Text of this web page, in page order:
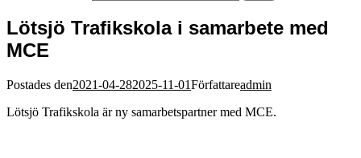
Lötsjö Trafikskola i samarbete med
MCE
Postades den2021-04-282025-11-01Författareadmin
Lötsjö Trafikskola är ny samarbetspartner med MCE.